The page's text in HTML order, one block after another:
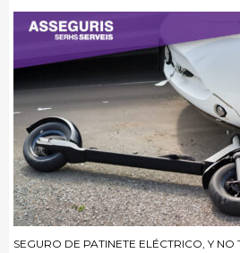
SEGURO DE PATINETE ELÉCTRICO, Y NO